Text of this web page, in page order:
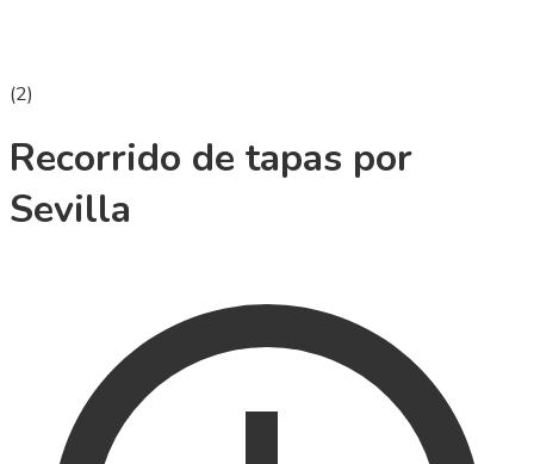
(2)
Recorrido de tapas por
Sevilla